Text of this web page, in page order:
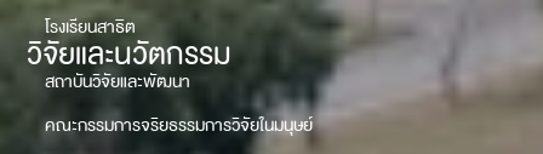
โรงเรียนสาธิต
วิจัยและนวัตกรรม
สถาบันวิจัยและพัฒนา
คณะกรรมการจริยธรรมการวิจัยในมนุษย์